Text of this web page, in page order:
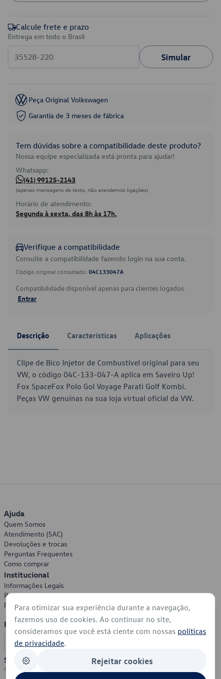
Calcule frete e prazo
Entrega em todo o Brasil
Simular
Peça Original Volkswagen
Garantia de 3 meses de fábrica
Tem dúvidas sobre a compatibilidade deste produto?
Nossa equipe especializada está pronta para ajudar!
Whatsapp:
(41) 99125-2143
(apenas mensagens de texto, não atendemos ligações)
Horário de atendimento:
Segunda à sexta, das 8h às 17h.
Verifique a compatibilidade
Consulte a compatibilidade fazendo login na sua conta.
Código original consultado: 04C133047A
Compatibilidade disponível apenas para clientes logados.
Entrar
Descrição Características Aplicações
Clipe de Bico Injetor de Combustível original para seu
VW, o código 04C-133-047-A aplica em Saveiro Up!
Fox SpaceFox Polo Gol Voyage Parati Golf Kombi.
Peças VW genuínas na sua loja virtual oficial da VW.
Ajuda
Quem Somos
Atendimento (SAC)
Devoluções e trocas
Perguntas Frequentes
Como comprar
Institucional
Informações Legais
Política de Privacidade
Política de Cookies
Formas de Pagamento
Segurança
Para otimizar sua experiência durante a navegação,
fazemos uso de cookies. Ao continuar no site,
consideramos que você está ciente com nossas políticas
de privacidade.
Rejeitar cookies